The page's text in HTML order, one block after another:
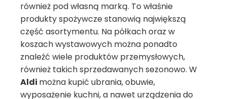
również pod własną marką. To właśnie
produkty spożywcze stanowią największą
część asortymentu. Na półkach oraz w
koszach wystawowych można ponadto
znaleźć wiele produktów przemysłowych,
również takich sprzedawanych sezonowo. W
Aldi można kupić ubrania, obuwie,
wyposażenie kuchni, a nawet urządzenia do